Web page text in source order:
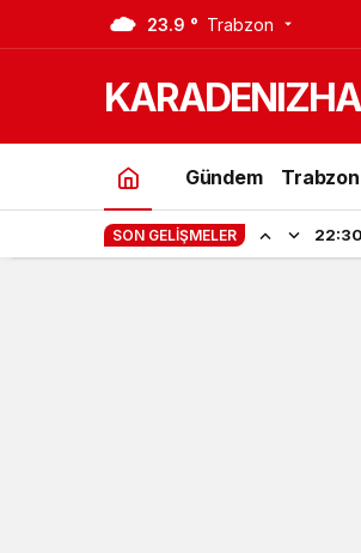
23.9 ° Trabzon
Gündem Trabzon
SON GELIŞMELER 22:30
Trabzon Güne Acı